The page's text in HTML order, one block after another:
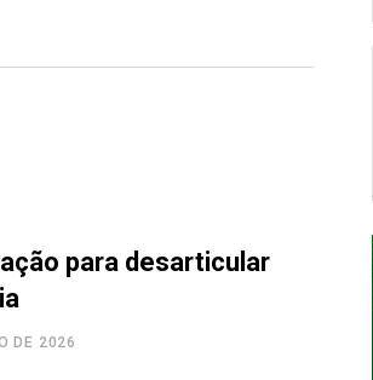
para desarticular
DE 2026